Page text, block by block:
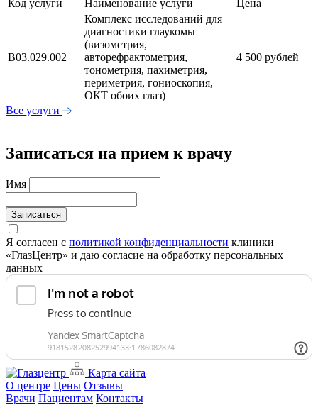
Код услуги Наименование услуги Цена
В03.029.002
Комплекс исследований для
диагностики глаукомы
(визометрия,
авторефрактометрия,
тонометрия, пахиметрия,
периметрия, гониоскопия,
ОКТ обоих глаз)
4 500 рублей
Все услуги
Записаться на прием к врачу
Имя
Записаться
Я согласен с политикой конфиденциальности клиники
«ГлазЦентр» и даю согласие на обработку персональных
данных
Карта сайта
О центре Цены Отзывы
Врачи Пациентам Контакты